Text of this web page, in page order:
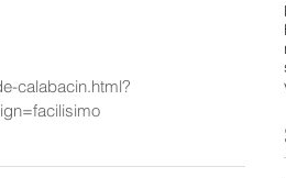
calabacin.html?